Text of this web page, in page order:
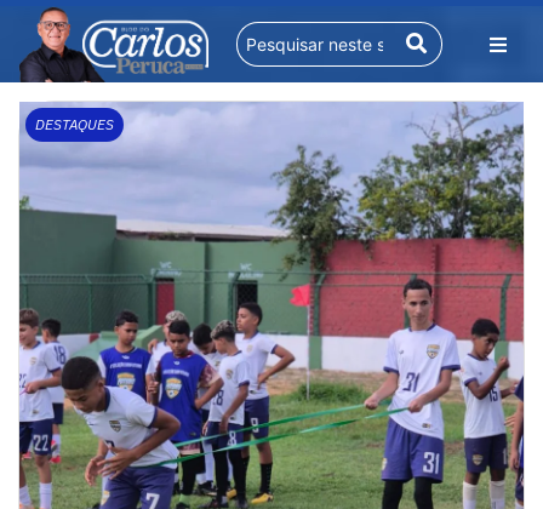
DESTAQUES